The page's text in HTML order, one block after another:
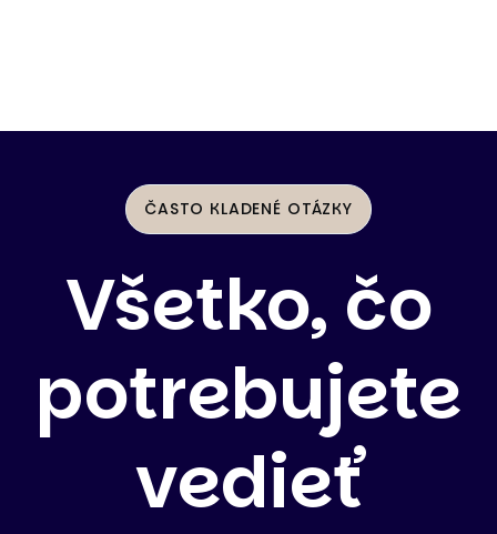
ČASTO KLADENÉ OTÁZKY
Všetko, čo
potrebujete
vedieť